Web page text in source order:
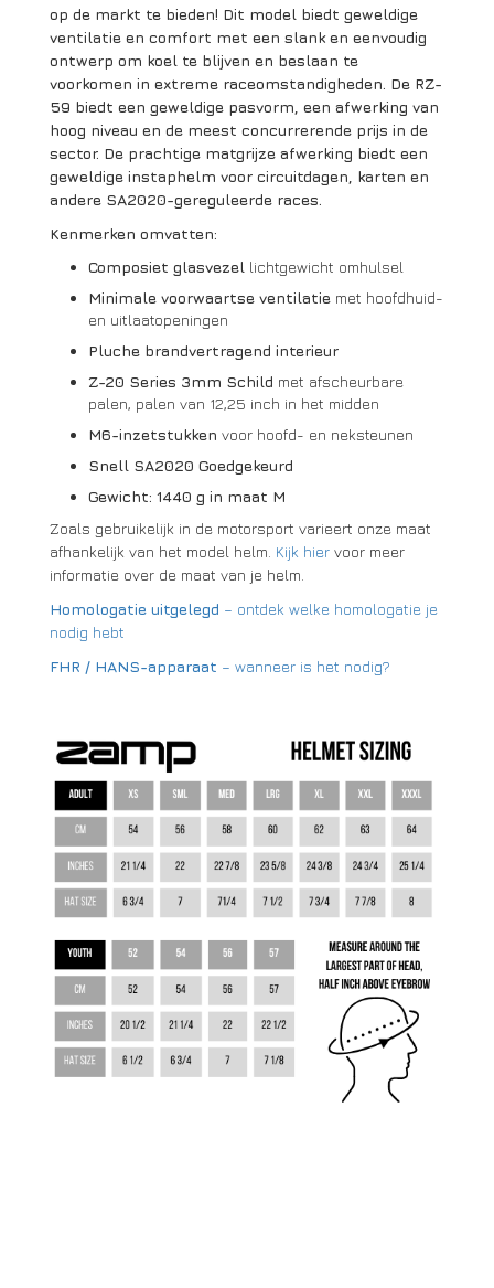
op de markt te bieden! Dit model biedt geweldige
ventilatie en comfort met een slank en eenvoudig
ontwerp om koel te blijven en beslaan te
voorkomen in extreme raceomstandigheden. De RZ-
59 biedt een geweldige pasvorm, een afwerking van
hoog niveau en de meest concurrerende prijs in de
sector. De prachtige matgrijze afwerking biedt een
geweldige instaphelm voor circuitdagen, karten en
andere SA2020-gereguleerde races.
Kenmerken omvatten:
Composiet glasvezel lichtgewicht omhulsel
Minimale voorwaartse ventilatie met hoofdhuid-
en uitlaatopeningen
Pluche brandvertragend interieur
Z-20 Series 3mm Schild met afscheurbare
palen, palen van 12,25 inch in het midden
M6-inzetstukken voor hoofd- en neksteunen
Snell SA2020 Goedgekeurd
Gewicht: 1440 g in maat M
Zoals gebruikelijk in de motorsport varieert onze maat
afhankelijk van het model helm. Kijk hier voor meer
informatie over de maat van je helm.
Homologatie uitgelegd – ontdek welke homologatie je
nodig hebt
FHR / HANS-apparaat – wanneer is het nodig?